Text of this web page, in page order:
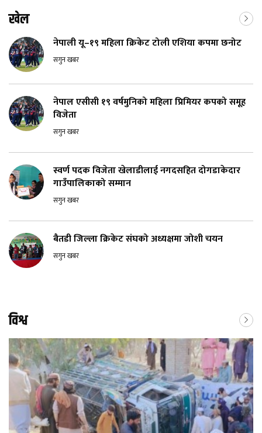
खेल
नेपाली यू–१९ महिला क्रिकेट टोली एशिया कपमा छनोट
सगुन खबर
नेपाल एसीसी १९ वर्षमुनिको महिला प्रिमियर कपको समूह
विजेता
सगुन खबर
स्वर्ण पदक विजेता खेलाडीलाई नगदसहित दोगडाकेदार
गाउँपालिकाको सम्मान
सगुन खबर
बैतडी जिल्ला क्रिकेट संघको अध्यक्षमा जोशी चयन
सगुन खबर
विश्व